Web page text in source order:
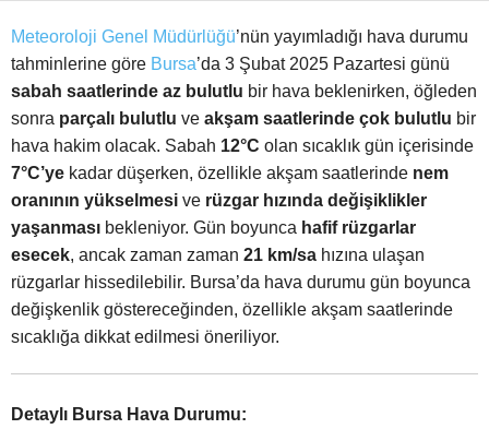
Meteoroloji Genel Müdürlüğü’nün yayımladığı hava durumu
tahminlerine göre Bursa’da 3 Şubat 2025 Pazartesi günü
sabah saatlerinde az bulutlu bir hava beklenirken, öğleden
sonra parçalı bulutlu ve akşam saatlerinde çok bulutlu bir
hava hakim olacak. Sabah 12°C olan sıcaklık gün içerisinde
7°C’ye kadar düşerken, özellikle akşam saatlerinde nem
oranının yükselmesi ve rüzgar hızında değişiklikler
yaşanması bekleniyor. Gün boyunca hafif rüzgarlar
esecek, ancak zaman zaman 21 km/sa hızına ulaşan
rüzgarlar hissedilebilir. Bursa’da hava durumu gün boyunca
değişkenlik göstereceğinden, özellikle akşam saatlerinde
sıcaklığa dikkat edilmesi öneriliyor.
Detaylı Bursa Hava Durumu: